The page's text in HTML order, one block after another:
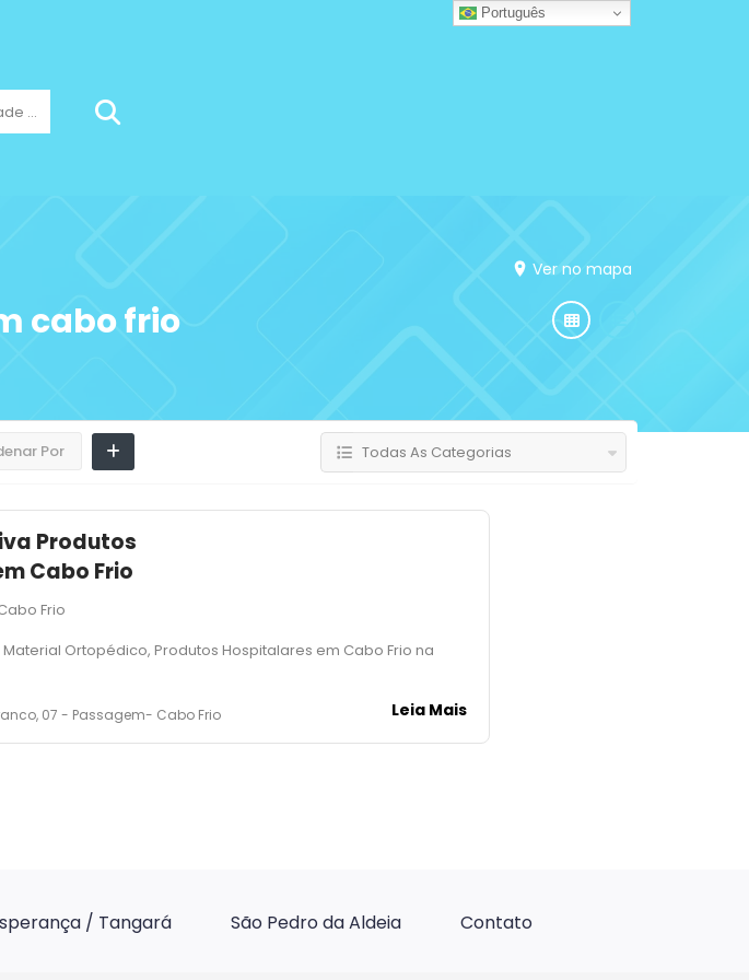
...
Ver no mapa
cabo frio
Por Todas As Categorias
Produtos
Cabo Frio
Frio
Ortopédico, Produtos Hospitalares em Cabo Frio na
07 - Passagem- Cabo Frio Leia Mais
/ Tangará São Pedro da Aldeia Contato
Português